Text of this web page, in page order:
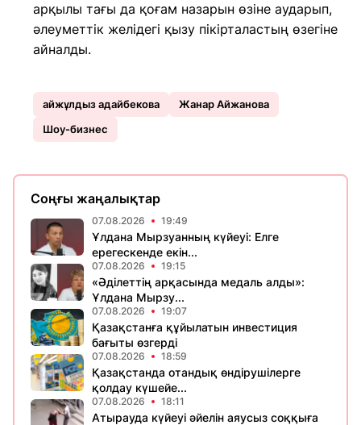
арқылы тағы да қоғам назарын өзіне аударып,
әлеуметтік желідегі қызу пікірталастың өзегіне
айналды.
айжұлдыз адайбекова
Жанар Айжанова
Шоу-бизнес
Соңғы жаңалықтар
07.08.2026 19:49
Ұлдана Мырзуанның күйеуі: Елге
ерегескенде екін...
07.08.2026 19:15
«Әділеттің арқасында медаль алды»:
Ұлдана Мырзу...
07.08.2026 19:07
Қазақстанға құйылатын инвестиция
бағыты өзгерді
07.08.2026 18:59
Қазақстанда отандық өндірушілерге
қолдау күшейе...
07.08.2026 18:11
Атырауда күйеуі әйелін аяусыз соққыға